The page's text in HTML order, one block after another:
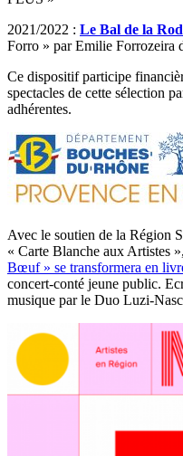
2021/2022 : Le Bal de la
Forro » par Emilie Forrozeira
Ce dispositif participe
spectacles de cette sélection
adhérentes.
Avec le soutien de la Région
« Carte Blanche aux Artistes
Bœuf » se transformera en
concert-conté jeune public.
musique par le Duo Luzi-